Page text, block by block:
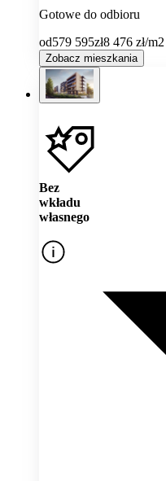
Gotowe do odbioru
od579 595zł8 476 zł/m2
Zobacz mieszkania
Bez
wkładu
własnego